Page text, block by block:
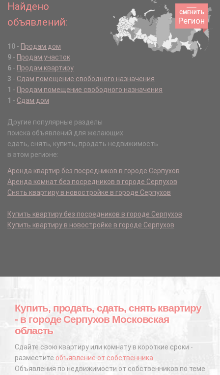
СМЕНИТЬ
Регион
Найдено
объявлений:
10 - Продам дом
9 - Продам участок
6 - Продам квартиру
3 - Сдам помещение свободного назначения
1 - Продам помещение свободного назначения
1 - Сдам дом
Другие популярные разделы
поиска объявлений для желающих
сдать, снять, купить, продать недвижимость
в этом регионе:
Аренда квартир без посредников в городе Серпухов
Аренда комнат без посредников в городе Серпухов
Снять квартиру в новостройке в городе Серпухов
Купить квартиру без посредников в городе Серпухов
Купить квартиру в новостройке в городе Серпухов
Купить, продать, сдать, снять квартиру
- в городе Серпухов Московская
область
Сдайте свою квартиру или комнату в короткие сроки -
разместите объявление от собственника.
Объявления по недвижимости от собственников по теме